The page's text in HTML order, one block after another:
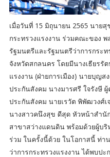
เมื่อวันที่ 15 มิถุนายน 2565 นาย
กระทรวงแรงงาน ร่วมคณะของ
รัฐมนตรีและรัฐมนตรีว่าการกระ
จังหวัดสกลนคร โดยมีนางเธียร
แรงงาน (ฝ่ายการเมือง) นายบุญ
ประกันสังคม นางมารศรี ใจรังษี
ประกันสังคม นายเรวัต พิพัฒวงศ์
นางสาวคนึงสุข ดีสุด หัวหน้าสำนั
สาขาสว่างแดนดิน พร้อมด้วยผู้บริ
ร่วม ในครั้งนี้ด้วย ในโอกาสนี้ ท่
ว่าการกระทรวงแรงงาน ได้พบป